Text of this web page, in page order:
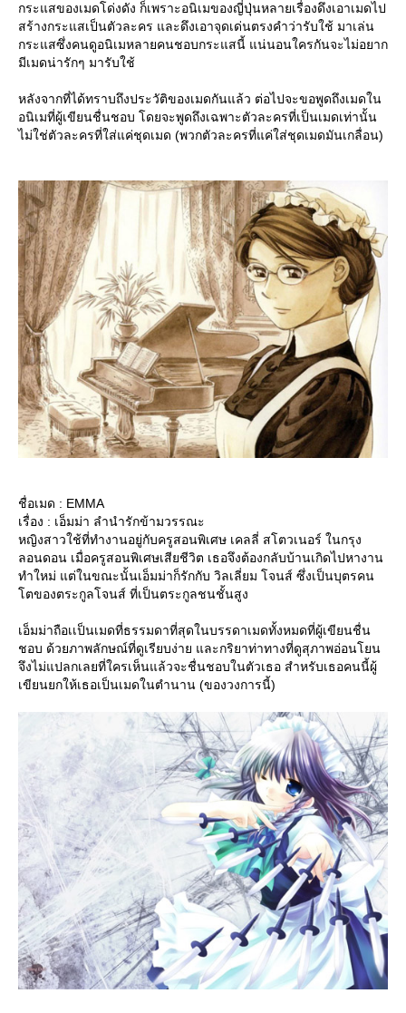
กระแสของเมดโด่งดัง ก็เพราะอนิเมของญี่ปุ่นหลายเรื่องดึงเอาเมดไป
สร้างกระแสเป็นตัวละคร และดึงเอาจุดเด่นตรงคำว่ารับใช้ มาเล่น
กระแสซึ่งคนดูอนิเมหลายคนชอบกระแสนี้ แน่นอนใครกันจะไม่อยาก
มีเมดน่ารักๆ มารับใช้
หลังจากที่ได้ทราบถึงประวัติของเมดกันแล้ว ต่อไปจะขอพูดถึงเมดใน
อนิเมที่ผู้เขียนชื่นชอบ โดยจะพูดถึงเฉพาะตัวละครที่เป็นเมดเท่านั้น
ไม่ใช่ตัวละครที่ใส่แค่ชุดเมด (พวกตัวละครที่แค่ใส่ชุดเมดมันเกลื่อน)
ชื่อเมด : EMMA
เรื่อง : เอ็มม่า ลํานํารักข้ามวรรณะ
หญิงสาวใช้ที่ทำงานอยู่กับครูสอนพิเศษ เคลลี่ สโตวเนอร์ ในกรุง
ลอนดอน เมื่อครูสอนพิเศษเสียชีวิต เธอจึงต้องกลับบ้านเกิดไปหางาน
ทำใหม่ แต่ในขณะนั้นเอ็มม่าก็รักกับ วิลเลี่ยม โจนส์ ซึ่งเป็นบุตรคน
ตของตระกูลโจนส์ ที่เป็นตระกูลชนชั้นสูง
เอ็มม่าถือเเป็นเมดที่ธรรมดาที่สุดในบรรดาเมดทั้งหมดที่ผู้เขียนชื่น
ชอบ ด้วยภาพลักษณ์ที่ดูเรียบง่าย และกริยาท่าทางที่ดูสุภาพอ่อนโยน
จึงไม่แปลกเลยที่ใครเห็นแล้วจะชื่นชอบในตัวเธอ สำหรับเธอคนนี้ผู้
เขียนยกให้เธอเป็นเมดในตำนาน (ของวงการนี้)